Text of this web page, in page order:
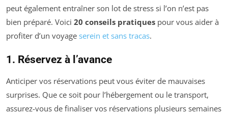
peut également entraîner son lot de stress si l’on n’est pas
bien préparé. Voici 20 conseils pratiques pour vous aider à
profiter d’un voyage serein et sans tracas.
1. Réservez à l’avance
Anticiper vos réservations peut vous éviter de mauvaises
surprises. Que ce soit pour l’hébergement ou le transport,
assurez-vous de finaliser vos réservations plusieurs semaines